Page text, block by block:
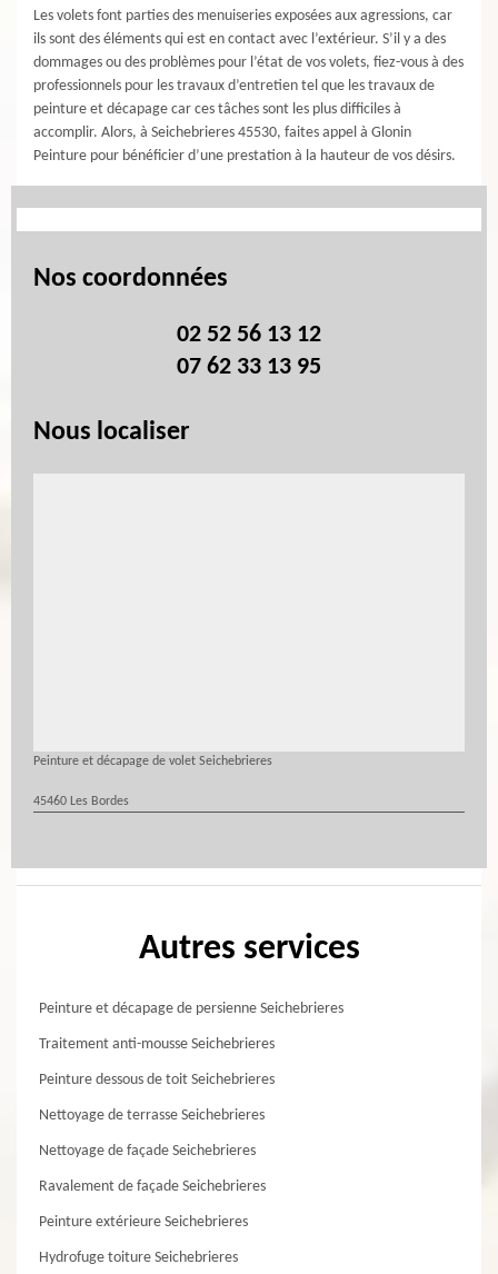
Les volets font parties des menuiseries exposées aux agressions, car
ils sont des éléments qui est en contact avec l’extérieur. S’il y a des
dommages ou des problèmes pour l’état de vos volets, fiez-vous à des
professionnels pour les travaux d’entretien tel que les travaux de
peinture et décapage car ces tâches sont les plus difficiles à
accomplir. Alors, à Seichebrieres 45530, faites appel à Glonin
Peinture pour bénéficier d’une prestation à la hauteur de vos désirs.
Nos coordonnées
02 52 56 13 12
07 62 33 13 95
Nous localiser
Peinture et décapage de volet Seichebrieres
45460 Les Bordes
Autres services
Peinture et décapage de persienne Seichebrieres
Traitement anti-mousse Seichebrieres
Peinture dessous de toit Seichebrieres
Nettoyage de terrasse Seichebrieres
Nettoyage de façade Seichebrieres
Ravalement de façade Seichebrieres
Peinture extérieure Seichebrieres
Hydrofuge toiture Seichebrieres